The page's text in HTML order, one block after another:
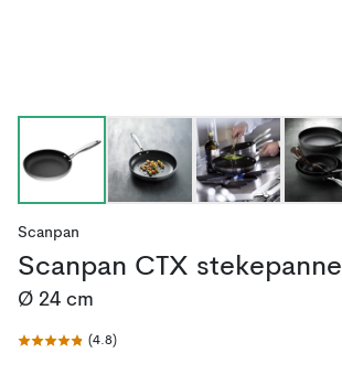
Scanpan
Scanpan CTX stekepanne
Ø 24 cm
(4.8)